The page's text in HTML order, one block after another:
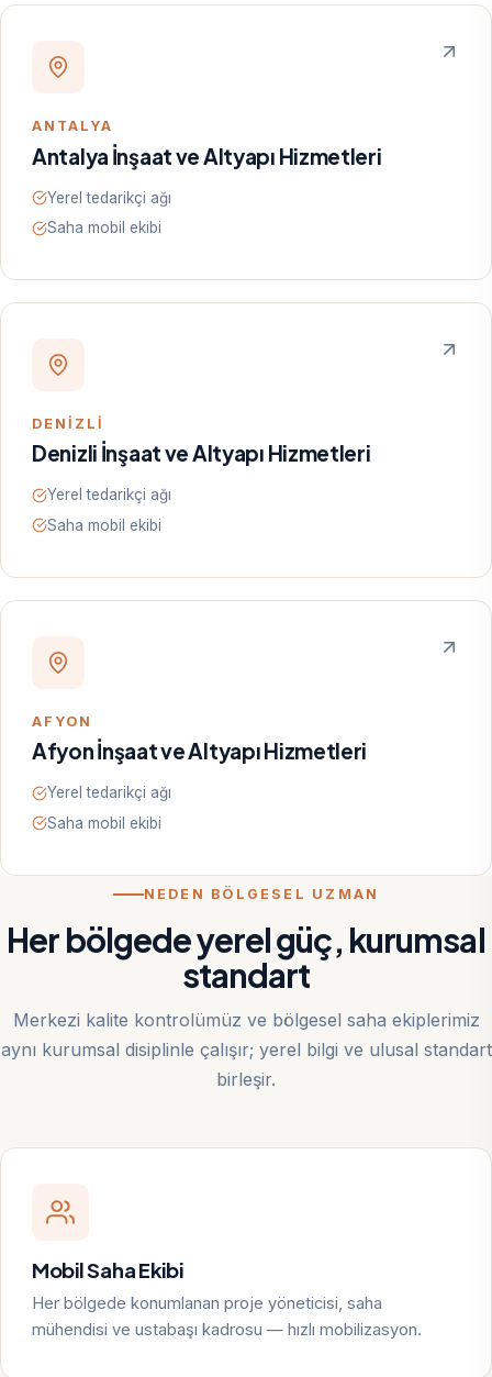
ANTALYA
Antalya İnşaat ve Altyapı Hizmetleri
Yerel tedarikçi ağı
Saha mobil ekibi
DENIZLI
Denizli İnşaat ve Altyapı Hizmetleri
Yerel tedarikçi ağı
Saha mobil ekibi
AFYON
Afyon İnşaat ve Altyapı Hizmetleri
Yerel tedarikçi ağı
Saha mobil ekibi
NEDEN BÖLGESEL UZMAN
Her bölgede yerel güç, kurumsal
standart
Merkezi kalite kontrolümüz ve bölgesel saha ekiplerimiz
aynı kurumsal disiplinle çalışır; yerel bilgi ve ulusal standart
birleşir.
Mobil Saha Ekibi
Her bölgede konumlanan proje yöneticisi, saha
mühendisi ve ustabaşı kadrosu — hızlı mobilizasyon.